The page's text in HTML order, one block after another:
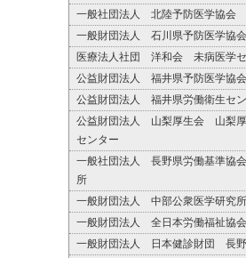
一般社団法人 北陸予防医学協会
一般財団法人 石川県予防医学協会
医療法人社団 洋和会 未病医学
公益財団法人 福井県予防医学協会
公益財団法人 福井県労働衛生セ
公益財団法人 山梨厚生会 山梨
センター
一般社団法人 長野県労働基準協
所
一般財団法人 中部公衆医学研究所
一般財団法人 全日本労働福祉協
一般財団法人 日本健診財団 長